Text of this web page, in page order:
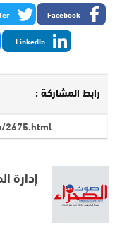
Facebook
LinkedIn
رابط المشاركة :
إدارة